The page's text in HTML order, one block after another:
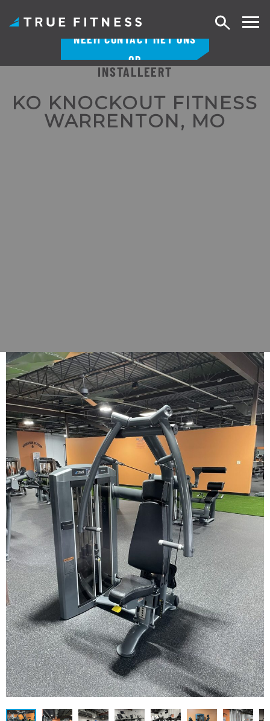
inhoud
NEEM CONTACT MET ONS
OP
Zoek
INSTALLEERT
KO KNOCKOUT FITNESS
WARRENTON, MO